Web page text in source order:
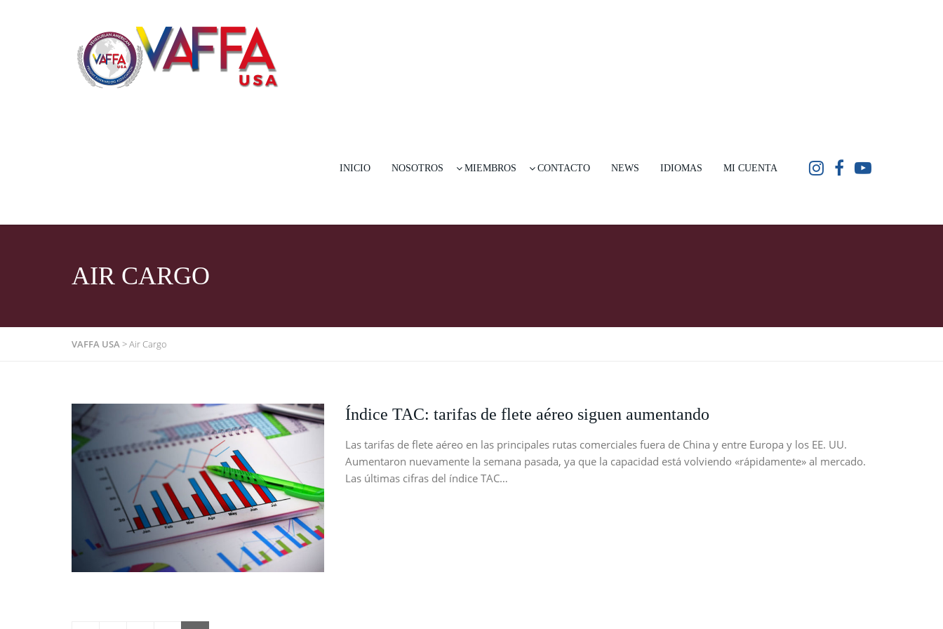
INICIO NOSOTROS MIEMBROS CONTACTO NEWS IDIOMAS MI CUENTA
AIR CARGO
VAFFA USA>Air Cargo
Índice TAC: tarifas de flete aéreo siguen aumentando
Las tarifas de flete aéreo en las principales rutas comerciales fuera de China y entre Europa y los EE. UU.
Aumentaron nuevamente la semana pasada, ya que la capacidad está volviendo «rápidamente» al mercado.
Las últimas cifras del índice TAC…